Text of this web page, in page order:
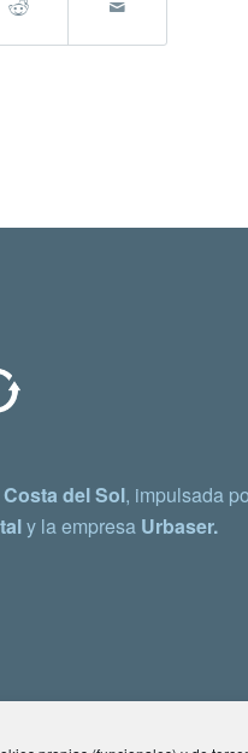
del Sol, impulsada
y la empresa Urbaser.